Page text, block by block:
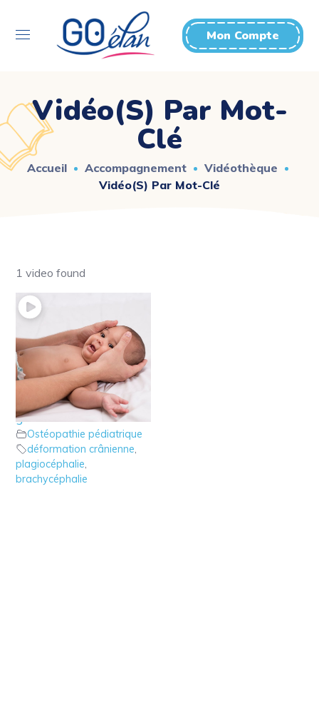
Mon Compte
Vidéo(s) Par Mot-
Clé
Accueil Accompagnement
Vidéothèque
Vidéo(s) Par Mot-Clé
1 video found
2 – Ostéopathie :
Adopter les bons
gestes
Ostéopathie pédiatrique
déformation crânienne,
plagiocéphalie,
brachycéphalie